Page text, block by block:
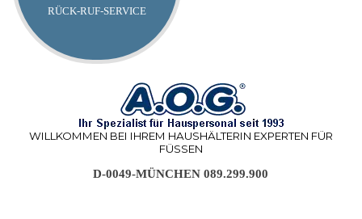
RÜCK-RUF-SERVICE
WILLKOMMEN BEI IHREM HAUSHÄLTERIN EXPERTEN FÜR
FÜSSEN
D-0049-MÜNCHEN 089.299.900